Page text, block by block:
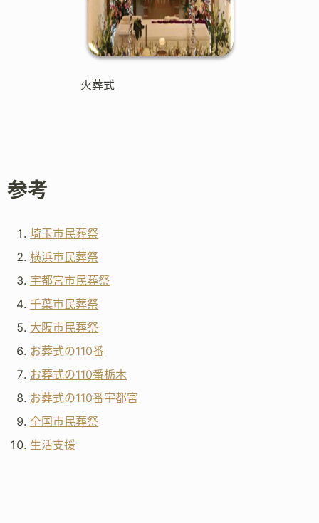
火葬式
参考
埼玉市民葬祭
横浜市民葬祭
宇都宮市民葬祭
千葉市民葬祭
大阪市民葬祭
お葬式の110番
お葬式の110番栃木
お葬式の110番宇都宮
全国市民葬祭
生活支援